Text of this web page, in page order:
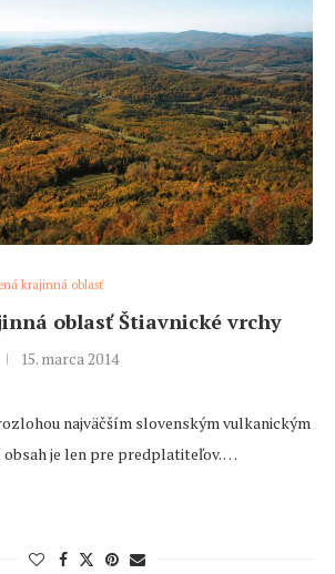
krajinná oblasť
oblasť Štiavnické vrchy
15. marca 2014
najväčším slovenským vulkanickým
je len pre predplatiteľov. …